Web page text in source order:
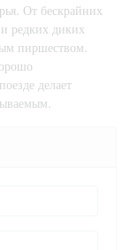
От бескрайних
редких диких
пиршеством.
делает